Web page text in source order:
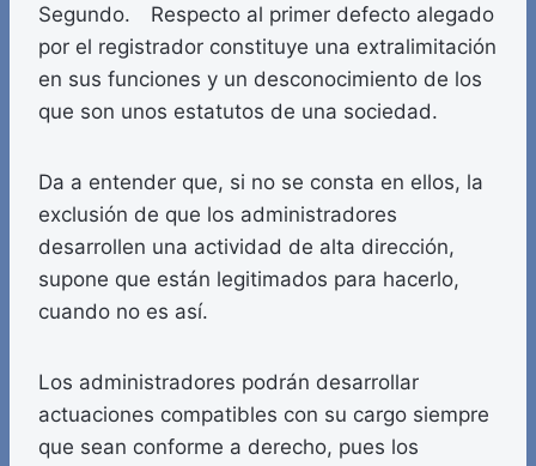
Segundo. Respecto al primer defecto alegado
por el registrador constituye una extralimitación
en sus funciones y un desconocimiento de los
que son unos estatutos de una sociedad.
Da a entender que, si no se consta en ellos, la
exclusión de que los administradores
desarrollen una actividad de alta dirección,
supone que están legitimados para hacerlo,
cuando no es así.
Los administradores podrán desarrollar
actuaciones compatibles con su cargo siempre
que sean conforme a derecho, pues los